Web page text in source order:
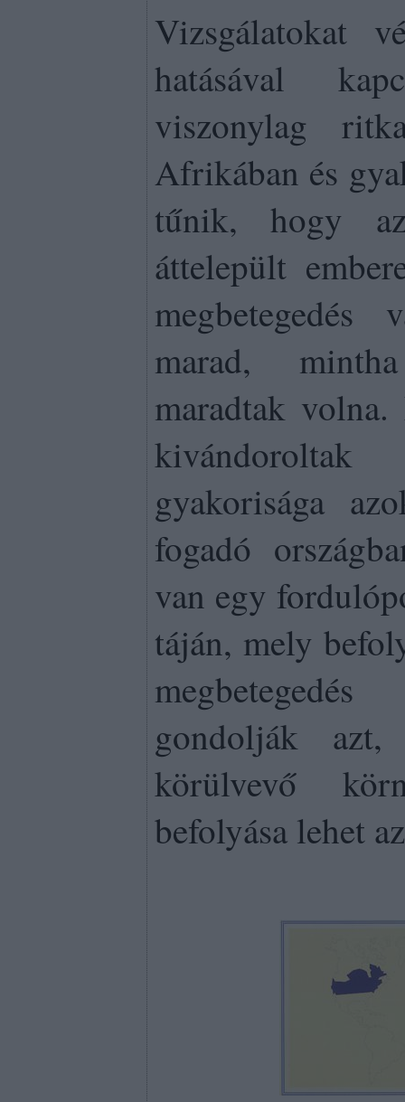
Vizsgálatokat
hatásával
viszonylag
Afrikában és
tűnik, hogy
áttelepült
megbetegedés
marad,
maradtak
kivándoroltak
gyakorisága
fogadó
van egy
táján, mely
gondolják
körülvevő
befolyása lehet